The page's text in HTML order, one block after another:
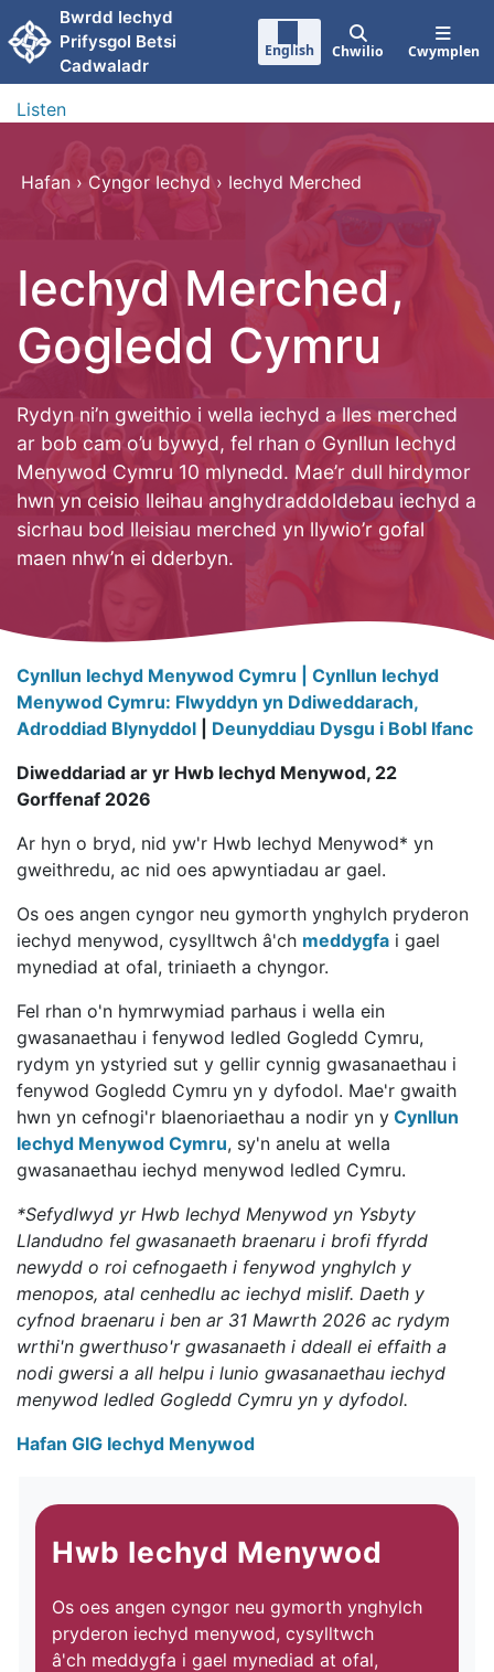
Neidio i'r prif gynnwy
Bwrdd Iechyd
Prifysgol Betsi
Cadwaladr
English Chwilio Cwymplen
Listen
Hafan › Cyngor Iechyd › Iechyd Merched
Iechyd Merched,
Gogledd Cymru
Rydyn ni’n gweithio i wella iechyd a lles merched
ar bob cam o’u bywyd, fel rhan o Gynllun Iechyd
Menywod Cymru 10 mlynedd. Mae’r dull hirdymor
hwn yn ceisio lleihau anghydraddoldebau iechyd a
sicrhau bod lleisiau merched yn llywio’r gofal
maen nhw’n ei dderbyn.
Cynllun Iechyd Menywod Cymru |
Cynllun Iechyd
Menywod Cymru: Flwyddyn yn Ddiweddarach,
Adroddiad Blynyddol
Deunyddiau Dysgu i Bobl Ifanc
Diweddariad ar yr Hwb Iechyd Menywod, 22
Gorffenaf 2026
Ar hyn o bryd, nid yw'r Hwb Iechyd Menywod* yn
gweithredu, ac nid oes apwyntiadau ar gael.
Os oes angen cyngor neu gymorth ynghylch pryderon
iechyd menywod, cysylltwch â'ch meddygfa i gael
mynediad at ofal, triniaeth a chyngor.
Fel rhan o'n hymrwymiad parhaus i wella ein
gwasanaethau i fenywod ledled Gogledd Cymru,
rydym yn ystyried sut y gellir cynnig gwasanaethau i
fenywod Gogledd Cymru yn y dyfodol. Mae'r gwaith
hwn yn cefnogi'r blaenoriaethau a nodir yn y Cynllun
Iechyd Menywod Cymru, sy'n anelu at wella
gwasanaethau iechyd menywod ledled Cymru.
*Sefydlwyd yr Hwb Iechyd Menywod yn Ysbyty
Llandudno fel gwasanaeth braenaru i brofi ffyrdd
newydd o roi cefnogaeth i fenywod ynghylch y
menopos, atal cenhedlu ac iechyd mislif. Daeth y
cyfnod braenaru i ben ar 31 Mawrth 2026 ac rydym
wrthi'n gwerthuso'r gwasanaeth i ddeall ei effaith a
nodi gwersi a all helpu i lunio gwasanaethau iechyd
menywod ledled Gogledd Cymru yn y dyfodol.
Hafan GIG Iechyd Menywod
Hwb Iechyd Menywod
Os oes angen cyngor neu gymorth ynghylch
pryderon iechyd menywod, cysylltwch
â'ch meddygfa i gael mynediad at ofal,